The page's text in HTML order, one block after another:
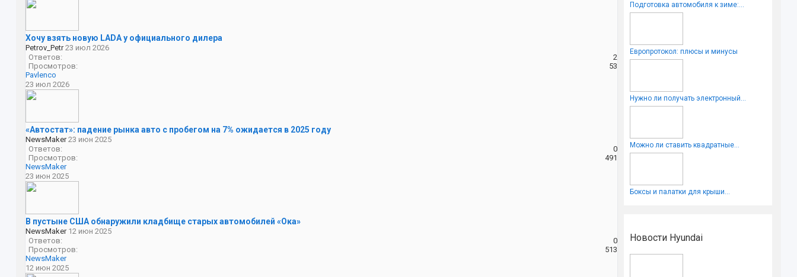
Хочу взять новую LADA у официального дилера
Petrov_Petr 23 июл 2026
Ответов:
2
Просмотров:
53
Pavlenco
23 июл 2026
«Автостат»: падение рынка авто с пробегом на 7% ожидается в 2025 году
NewsMaker 23 июн 2025
Ответов:
0
Просмотров:
491
NewsMaker
23 июн 2025
В пустыне США обнаружили кладбище старых автомобилей «Ока»
NewsMaker 12 июн 2025
Ответов:
0
Просмотров:
513
NewsMaker
12 июн 2025
Подготовка автомобиля к зиме:...
Европротокол: плюсы и минусы
Нужно ли получать электронный...
Можно ли ставить квадратные...
Боксы и палатки для крыши...
Новости Hyundai